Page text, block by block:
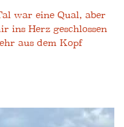
war eine Qual, aber
ins Herz geschlossen
aus dem Kopf